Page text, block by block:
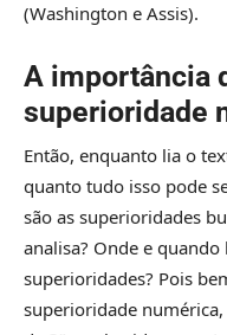
(Washington e Assis).
A importância
superioridade
Então, enquanto lia o
quanto tudo isso pode
são as superioridades
analisa? Onde e
superioridades? Pois
superioridade